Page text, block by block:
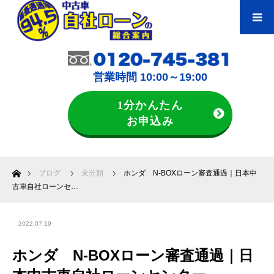
営業時間 10:00～19:00
1分かんたん
お申込み
ホームブログ 未分類
ホンダ N-BOXローン審査通過｜日本中
古車自社ローンセ…
2022.07.19
ホンダ N-BOXローン審査通過｜日